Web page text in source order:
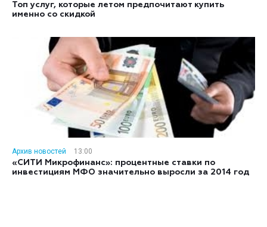
Топ услуг, которые летом предпочитают купить
именно со скидкой
Архив новостей
13:00
«СИТИ Микрофинанс»: процентные ставки по
инвестициям МФО значительно выросли за 2014 год